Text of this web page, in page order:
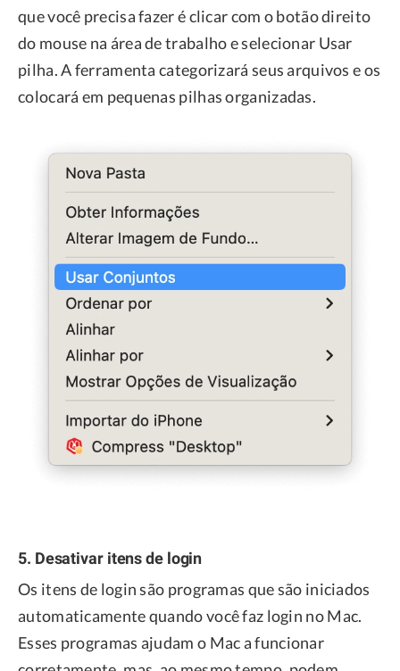
que você precisa fazer é clicar com o botão direito
do mouse na área de trabalho e selecionar Usar
pilha. A ferramenta categorizará seus arquivos e os
colocará em pequenas pilhas organizadas.
5. Desativar itens de login
Os itens de login são programas que são iniciados
automaticamente quando você faz login no Mac.
Esses programas ajudam o Mac a funcionar